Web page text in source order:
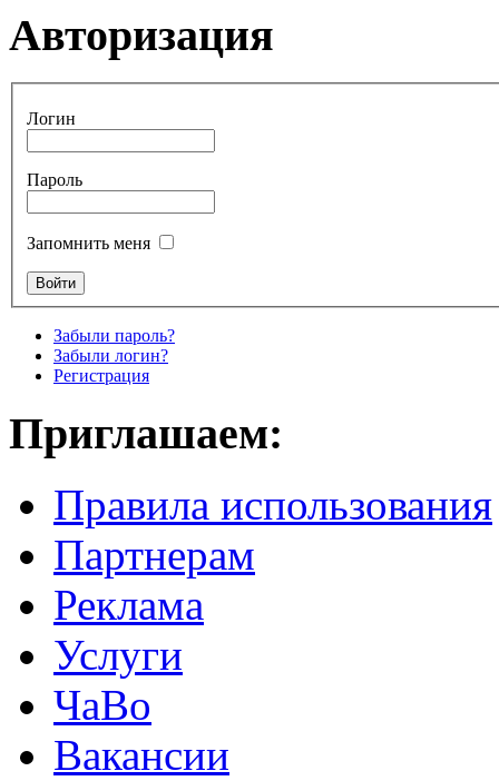
Авторизация
Логин
Пароль
Запомнить меня
Забыли пароль?
Забыли логин?
Регистрация
Приглашаем:
Правила использования
Партнерам
Реклама
Услуги
ЧаВо
Вакансии